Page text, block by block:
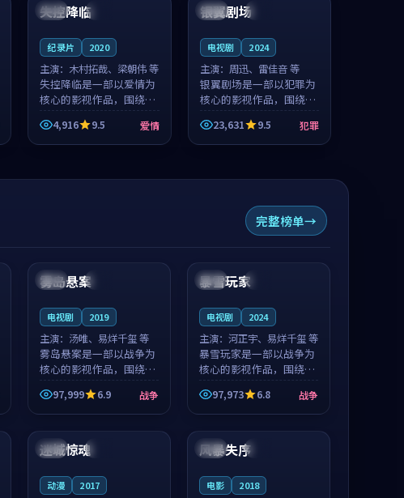
英国
失控降临
纪录片 2020
主演： 木村拓哉、梁朝伟 等
失控降临是一部以爱情为
核心的影视作品，围绕危
机、反转与人物成长展
开，整体节奏紧凑，值得
推荐观看。
4,916 9.5 爱情
法国
银翼剧场
电视剧 2024
主演： 周迅、雷佳音 等
银翼剧场是一部以犯罪为
核心的影视作品，围绕危
机、反转与人物成长展
开，整体节奏紧凑，值得
推荐观看。
23,631 9.5 犯罪
完整榜单
英国
99:42
雾岛悬案
电视剧 2019
主演： 汤唯、易烊千玺 等
雾岛悬案是一部以战争为
核心的影视作品，围绕危
机、反转与人物成长展
开，整体节奏紧凑，值得
推荐观看。
97,999 6.9 战争
中国
99:29
暴雪玩家
电视剧 2024
主演： 河正宇、易烊千玺 等
暴雪玩家是一部以战争为
核心的影视作品，围绕危
机、反转与人物成长展
开，整体节奏紧凑，值得
推荐观看。
97,973 6.8 战争
法国
99:50
迷城惊魂
动漫 2017
韩国
99:04
风暴失序
电影 2018